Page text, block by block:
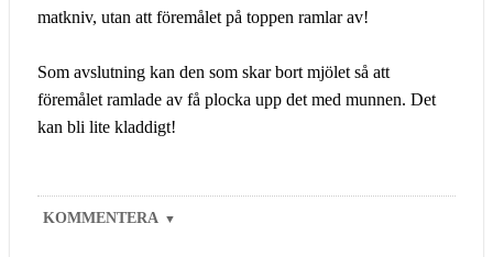
matkniv, utan att föremålet på toppen ramlar av!
Som avslutning kan den som skar bort mjölet så att
föremålet ramlade av få plocka upp det med munnen. Det
kan bli lite kladdigt!
KOMMENTERA ▼